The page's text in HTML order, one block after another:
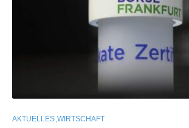
AKTUELLES WIRTSCHAFT